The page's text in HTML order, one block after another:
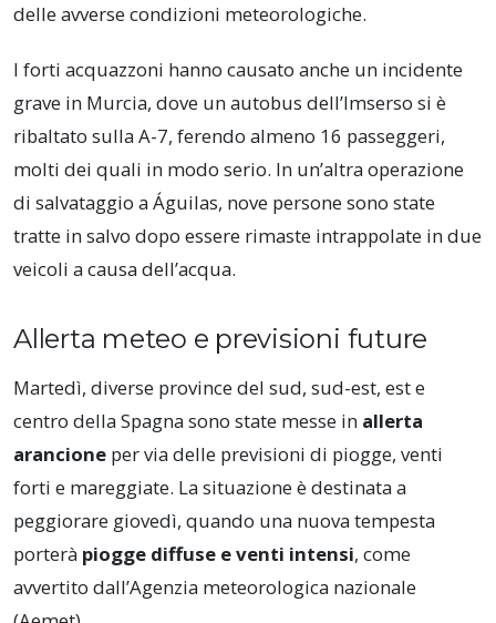
delle avverse condizioni meteorologiche.
I forti acquazzoni hanno causato anche un incidente
grave in Murcia, dove un autobus dell’Imserso si è
ribaltato sulla A-7, ferendo almeno 16 passeggeri,
molti dei quali in modo serio. In un’altra operazione
di salvataggio a Águilas, nove persone sono state
tratte in salvo dopo essere rimaste intrappolate in due
veicoli a causa dell’acqua.
Allerta meteo e previsioni future
Martedì, diverse province del sud, sud-est, est e
centro della Spagna sono state messe in allerta
arancione per via delle previsioni di piogge, venti
forti e mareggiate. La situazione è destinata a
peggiorare giovedì, quando una nuova tempesta
porterà piogge diffuse e venti intensi, come
avvertito dall’Agenzia meteorologica nazionale